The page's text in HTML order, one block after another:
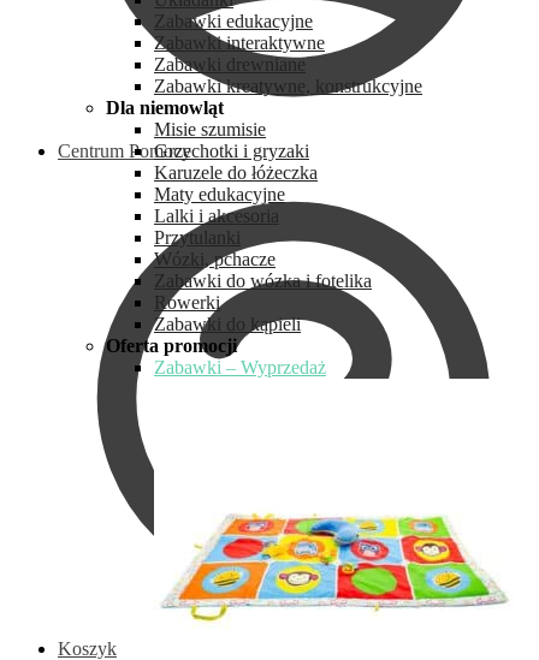
Centrum Pomocy
Koszyk
Zabawki edukacyjne
Zabawki interaktywne
Zabawki drewniane
Zabawki kreatywne, konstrukcyjne
Dla niemowląt
Misie szumisie
Grzechotki i gryzaki
Karuzele do łóżeczka
Maty edukacyjne
Lalki i akcesoria
Przytulanki
Wózki, pchacze
Zabawki do wózka i fotelika
Rowerki
Zabawki do kąpieli
Oferta promocji
Zabawki – Wyprzedaż